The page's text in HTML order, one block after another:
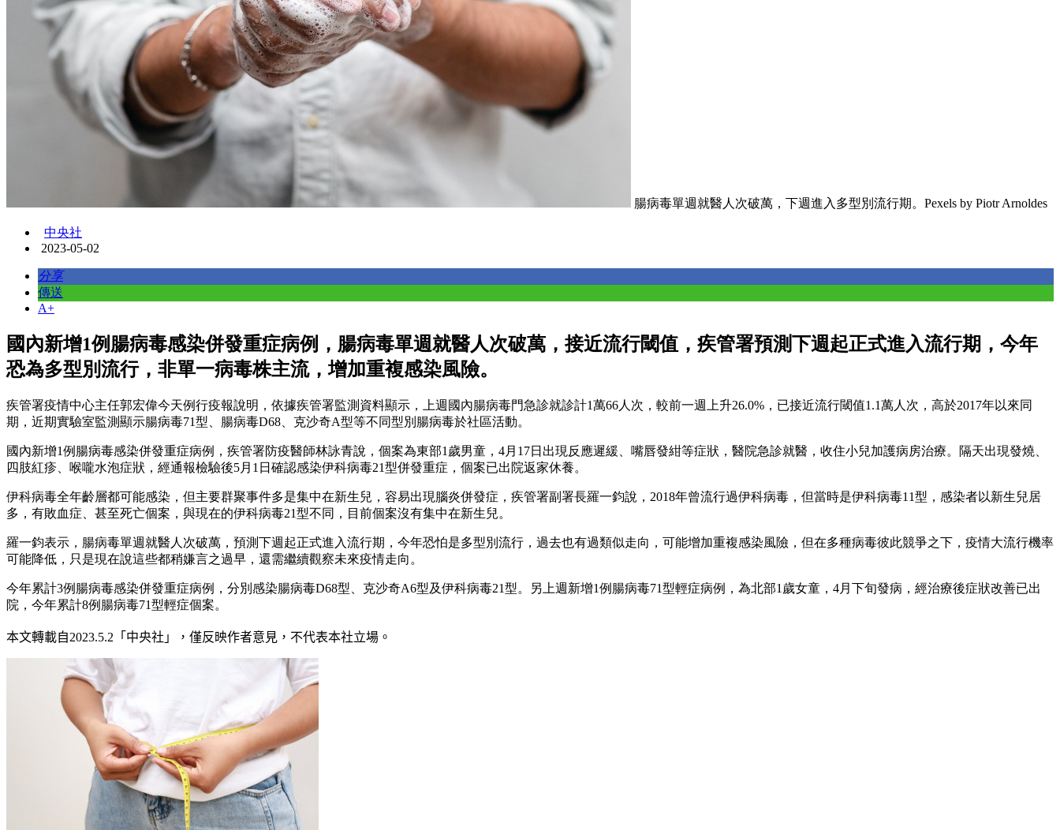
腸病毒單週就醫人次破萬，下週進入多型別流行期。Pexels by Piotr Arnoldes
中央社
2023-05-02
分享
傳送
A+
國內新增1例腸病毒感染併發重症病例，腸病毒單週就醫人次破萬，接近流行閾值，疾管署預測下週起正式進入流行期，今年
恐為多型別流行，非單一病毒株主流，增加重複感染風險。
疾管署疫情中心主任郭宏偉今天例行疫報說明，依據疾管署監測資料顯示，上週國內腸病毒門急診就診計1萬66人次，較前一週上升26.0%，已接近流行閾值1.1萬人次，高於2017年以來同
期，近期實驗室監測顯示腸病毒71型、腸病毒D68、克沙奇A型等不同型別腸病毒於社區活動。
國內新增1例腸病毒感染併發重症病例，疾管署防疫醫師林詠青說，個案為東部1歲男童，4月17日出現反應遲緩、嘴唇發紺等症狀，醫院急診就醫，收住小兒加護病房治療。隔天出現發燒、
四肢紅疹、喉嚨水泡症狀，經通報檢驗後5月1日確認感染伊科病毒21型併發重症，個案已出院返家休養。
伊科病毒全年齡層都可能感染，但主要群聚事件多是集中在新生兒，容易出現腦炎併發症，疾管署副署長羅一鈞說，2018年曾流行過伊科病毒，但當時是伊科病毒11型，感染者以新生兒居
多，有敗血症、甚至死亡個案，與現在的伊科病毒21型不同，目前個案沒有集中在新生兒。
羅一鈞表示，腸病毒單週就醫人次破萬，預測下週起正式進入流行期，今年恐怕是多型別流行，過去也有過類似走向，可能增加重複感染風險，但在多種病毒彼此競爭之下，疫情大流行機率
可能降低，只是現在說這些都稍嫌言之過早，還需繼續觀察未來疫情走向。
今年累計3例腸病毒感染併發重症病例，分別感染腸病毒D68型、克沙奇A6型及伊科病毒21型。另上週新增1例腸病毒71型輕症病例，為北部1歲女童，4月下旬發病，經治療後症狀改善已出
院，今年累計8例腸病毒71型輕症個案。
本文轉載自2023.5.2 「中央社」 ，僅反映作者意見，不代表本社立場。